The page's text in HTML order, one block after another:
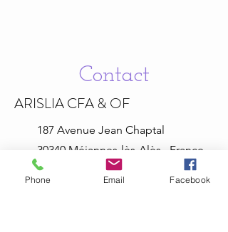
Contact
ARISLIA CFA & OF
187 Avenue Jean Chaptal
30340 Méjannes-lès-Alès , France
06.67.61.88.92
Phone Email Facebook